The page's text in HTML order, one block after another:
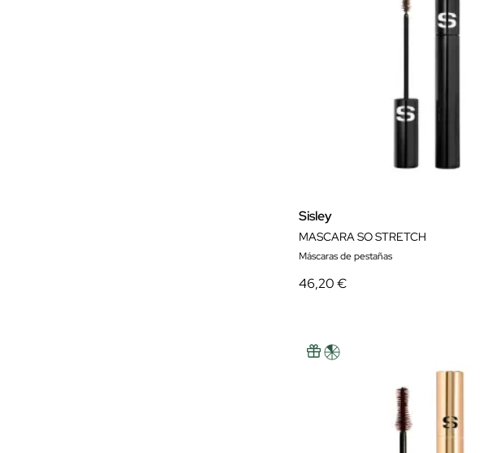
Sisley
MASCARA SO STRETCH
Máscaras de pestañas
46,20 €